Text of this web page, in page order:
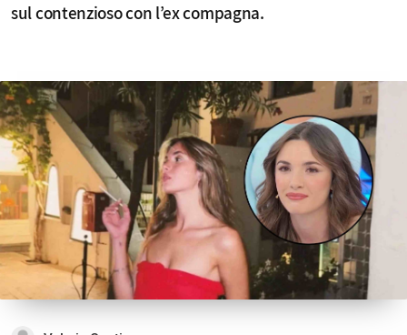
sul contenzioso con l’ex compagna.